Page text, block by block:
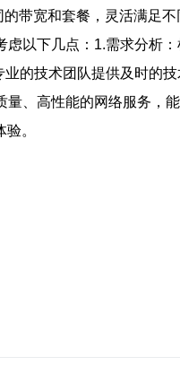
带宽和套餐，灵活满足不
以下几点：1.需求分析
的技术团队提供及时的技
、高性能的网络服务，
。